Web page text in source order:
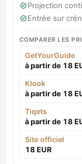
Projection
Entrée sur
COMPARER LES
GetYourGuide
à partir de 18
Klook
à partir de 18
Tiqets
à partir de 18
Site officiel
18 EUR